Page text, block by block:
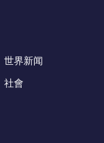
世界新闻
社會